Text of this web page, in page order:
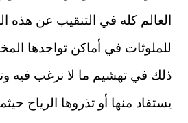
العالم كله في التنقيب عن هذه
للملوثات في أماكن تواجدها
ذلك في تهشيم ما لا نرغب فيه
يستفاد منها أو تذروها الرياح